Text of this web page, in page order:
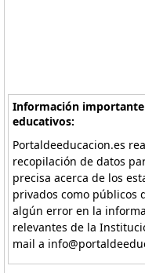
Información
educativos:
Portaldeeducacion.es
recopilación de datos
precisa acerca de los
privados como públicos
algún error en la
relevantes de la
mail a